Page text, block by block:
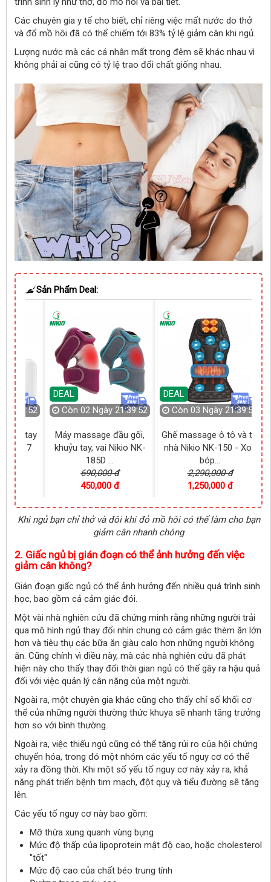
Các chuyên gia y tế cho biết, chỉ riêng việc mất nước do thở
và đổ mồ hôi đã có thể chiếm tới 83% tỷ lệ giảm cân khi ngủ.
Lượng nước mà các cá nhân mất trong đêm sẽ khác nhau vì
không phải ai cũng có tỷ lệ trao đổi chất giống nhau.
Sản Phẩm Deal:
gối,
NK-
DEAL
Còn03 Ngày 21:39:49
Ghế massage ô tô và tại
nhà Nikio NK-150 - Xoa
bóp...
2,290,000 đ
1,250,000 đ
DEAL
03 Ngày 21:39:49
Máy massage chân nén
ép áp suất khí trị liệu suy
g...
4,950,000 đ
3,050,000 đ
Khi ngủ bạn chỉ thở và đôi khi đỏ mồ hôi có thể làm cho bạn
giảm cân nhanh chóng
2. Giấc ngủ bị gián đoạn có thể ảnh hưởng đến việc
giảm cân không?
Gián đoạn giấc ngủ có thể ảnh hưởng đến nhiều quá trình sinh
học, bao gồm cả cảm giác đói.
Một vài nhà nghiên cứu đã chứng minh rằng những người trải
qua mô hình ngủ thay đổi nhìn chung có cảm giác thèm ăn lớn
hơn và tiêu thụ các bữa ăn giàu calo hơn những người không
ăn. Cũng chính vì điều này, mà các nhà nghiên cứu đã phát
hiện này cho thấy thay đổi thời gian ngủ có thể gây ra hậu quả
đối với việc quản lý cân nặng của một người.
Ngoài ra, một chuyên gia khác cũng cho thấy chỉ số khối cơ
thể của những người thường thức khuya sẽ nhanh tăng trưởng
hơn so với bình thường.
Ngoài ra, việc thiếu ngủ cũng có thể tăng rủi ro của hội chứng
chuyển hóa, trong đó một nhóm các yếu tố nguy cơ có thể
xảy ra đồng thời. Khi một số yếu tố nguy cơ này xảy ra, khả
năng phát triển bệnh tim mạch, đột quỵ và tiểu đường sẽ tăng
lên.
Các yếu tố nguy cơ này bao gồm:
Mỡ thừa xung quanh vùng bụng
Mức độ thấp của lipoprotein mật độ cao, hoặc cholesterol
"tốt"
Mức độ cao của chất béo trung tính